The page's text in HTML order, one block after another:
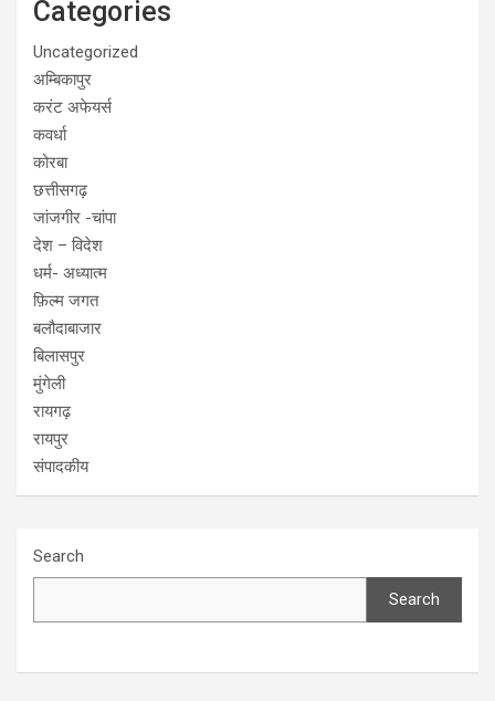
Categories
Uncategorized
अम्बिकापुर
करंट अफेयर्स
कवर्धा
कोरबा
छत्तीसगढ़
जांजगीर -चांपा
देश – विदेश
धर्म- अध्यात्म
फ़िल्म जगत
बलौदाबाजार
बिलासपुर
मुंगेली
रायगढ़
रायपुर
संपादकीय
Search
Search